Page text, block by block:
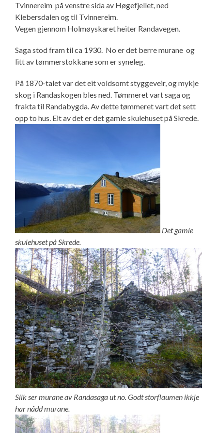
Tvinnereim på venstre sida av Høgefjellet, ned
Klebersdalen og til Tvinnereim.
Vegen gjennom Holmøyskaret heiter Randavegen.
Saga stod fram til ca 1930. No er det berre murane og
litt av tømmerstokkane som er syneleg.
På 1870-talet var det eit voldsomt styggeveir, og mykje
skog i Randaskogen bles ned. Tømmeret vart saga og
frakta til Randabygda. Av dette tømmeret vart det sett
opp to hus. Eit av det er det gamle skulehuset på Skrede.
Det gamle
skulehuset på Skrede.
Slik ser murane av Randasaga ut no. Godt storflaumen ikkje
har nådd murane.